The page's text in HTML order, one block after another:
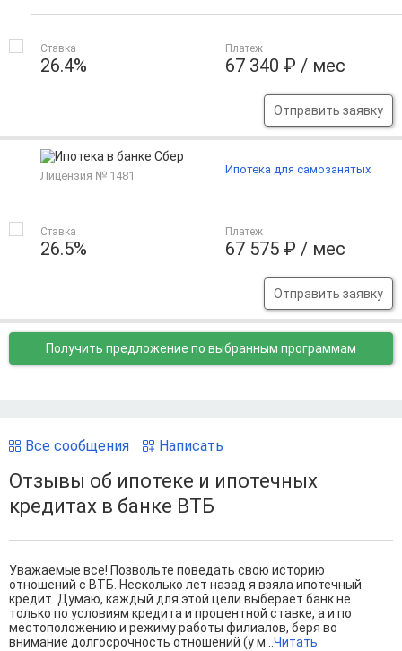
Ставка
26.4%
Платеж
67 340 ₽ / мес
Отправить заявку
Лицензия № 1481
Ставка
26.5%
Платеж
67 575 ₽ / мес
Отправить заявку
Ипотека для самозанятых
Получить предложение по выбранным программам
Все сообщения Написать
Отзывы об ипотеке и ипотечных
кредитах в банке ВТБ
Уважаемые все! Позвольте поведать свою историю
отношений с ВТБ. Несколько лет назад я взяла ипотечный
кредит. Думаю, каждый для этой цели выберает банк не
только по условиям кредита и процентной ставке, а и по
местоположению и режиму работы филиалов, беря во
внимание долгосрочность отношений (у м... Читать